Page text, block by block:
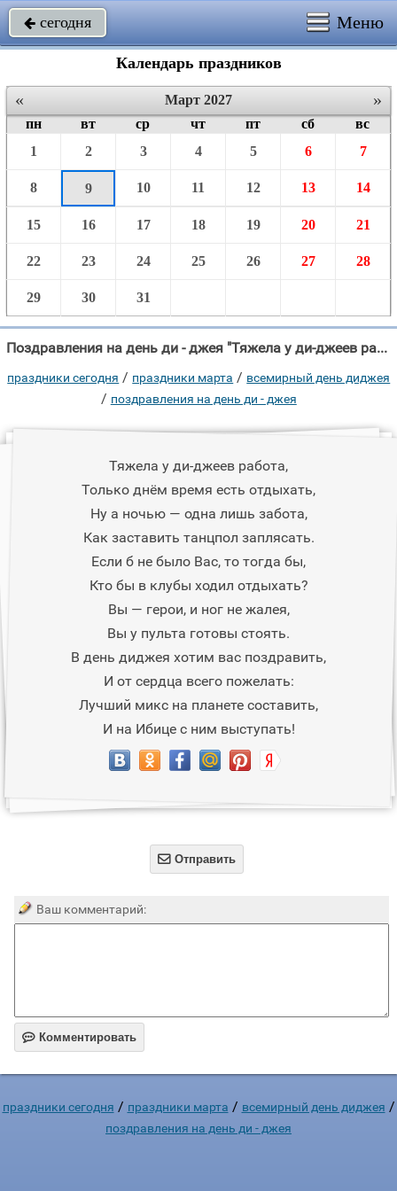
 сегодня Меню
Календарь праздников
« »
Март 2027
пн
вт ср чт пт сб
вс
1
2 3 4 5 6 7
8 9 10 11 12 13 14
15 16 17 18 19 20 21
22 23 24 25 26 27 28
29 30 31
Поздравления на день ди - джея "Тяжела у ди-джеев работа, Только днём время есть отдыхать, Ну а ночью — одна"
праздники сегодня / праздники марта / всемирный день диджея
/ поздравления на день ди - джея
Тяжела у ди-джеев работа,
Только днём время есть отдыхать,
Ну а ночью — одна лишь забота,
Как заставить танцпол заплясать.
Если б не было Вас, то тогда бы,
Кто бы в клубы ходил отдыхать?
Вы — герои, и ног не жалея,
Вы у пульта готовы стоять.
В день диджея хотим вас поздравить,
И от сердца всего пожелать:
Лучший микс на планете составить,
И на Ибице с ним выступать!
 Отправить
Ваш комментарий:
 Комментировать
праздники сегодня / праздники марта / всемирный день диджея /
поздравления на день ди - джея